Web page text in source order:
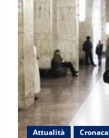
a
t
i
o
n
Attualità Cronaca